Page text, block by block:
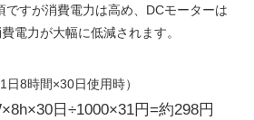
ですが消費電力は高め、DCモーターは
電力が大幅に低減されます。
日8時間×30日使用時）
日÷1000×31円=約298円